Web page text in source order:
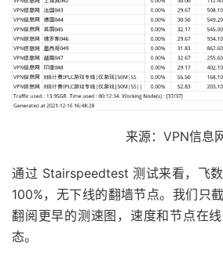
来源：VPN信息
通过 Stairspeedtest 测试来看，飞
100%，无下线的翻墙节点。我们只
翻阅更早的测速图，速度和节点在
态。